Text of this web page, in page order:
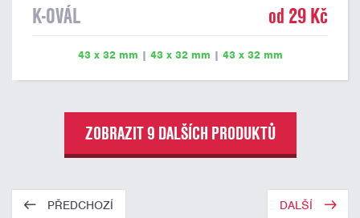
K-OVÁL od 29 Kč
43 x 32 mm | 43 x 32 mm | 43 x 32 mm
ZOBRAZIT 9 DALŠÍCH PRODUKTŮ
PŘEDCHOZÍ DALŠÍ